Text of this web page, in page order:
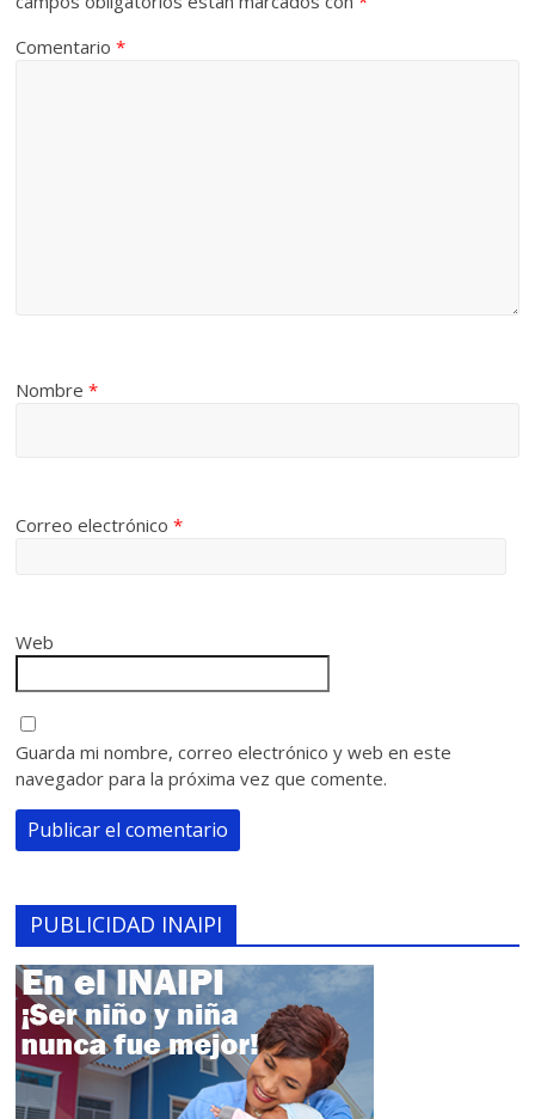
Comentario*
Nombre*
Correo electrónico*
Web
Guarda mi nombre, correo electrónico y web en este
navegador para la próxima vez que comente.
PUBLICIDAD INAIPI